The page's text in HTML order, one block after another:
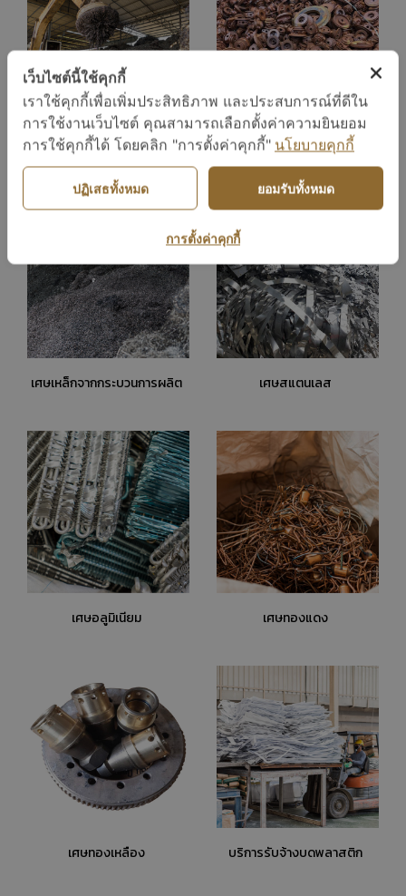
เศษเหล็กขี้กลึง เศษเหล็กหล่อ
เศษเหล็กจากกระบวนการผลิต เศษสแตนเลส
เศษอลูมิเนียม เศษทองแดง
เศษทองเหลือง บริการรับจ้างบดพลาสติก
เว็บไซต์นี้ใช้คุกกี้
เราใช้คุกกี้เพื่อเพิ่มประสิทธิภาพ และประสบการณ์ที่ดีใน
การใช้งานเว็บไซต์ คุณสามารถเลือกตั้งค่าความยินยอม
การใช้คุกกี้ได้ โดยคลิก "การตั้งค่าคุกกี้" นโยบายคุกกี้
ปฏิเสธทั้งหมด ยอมรับทั้งหมด
การตั้งค่าคุกกี้